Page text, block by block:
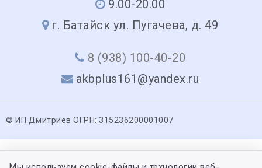
9.00-20.00
г. Батайск ул. Пугачева, д. 49
8 (938) 100-40-20
akbplus161@yandex.ru
© ИП Дмитриев ОГРН: 315236200001007